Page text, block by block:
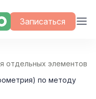
Записаться
отдельных элементов
по методу